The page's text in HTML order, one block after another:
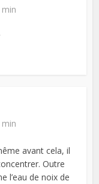
avant cela, il
Outre
l’eau de noix de